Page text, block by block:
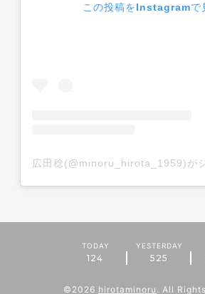
この投稿をInstagramで
広田稔(@minoru_hirota_1959)が
TODAY
124
YESTERDAY
525
©2026 hirotaminoru . All